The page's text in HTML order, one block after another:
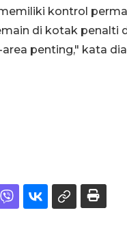
kontrol
di kotak penalti
penting," kata